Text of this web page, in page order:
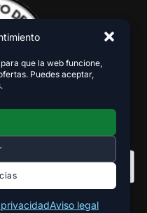
que la web funcione,
Puedes aceptar,
Aviso legal